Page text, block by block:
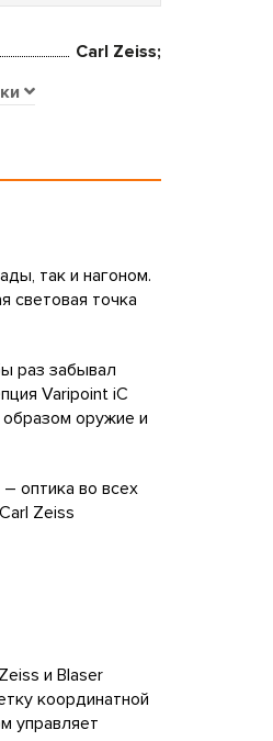
Carl Zeiss;
так и нагоном.
световая точка
раз забывал
Varipoint iC
оружие и
оптика во всех
Zeiss
и Blaser
координатной
управляет